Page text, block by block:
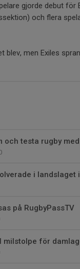
gjorde debut för
och flera
blev, men Exiles
och testa rugby
i landslaget
på RugbyPassTV
milstolpe för